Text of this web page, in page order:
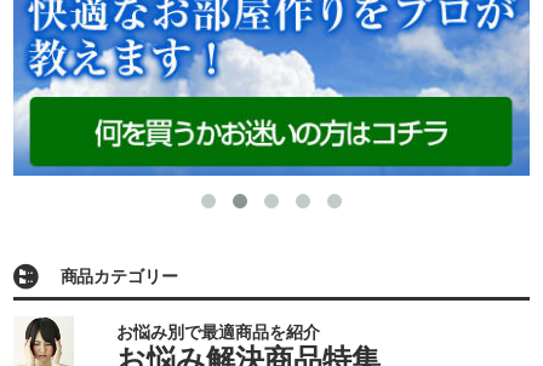
商品カテゴリー
お悩み別で最適商品を紹介
お悩み解決商品特集